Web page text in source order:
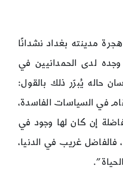
مدينته بغداد نشدانًا
لدى الحمدانيين في
حاله يُبرّر ذلك بالقول:
في السياسات الفاسدة،
إن كان لها وجود في
فالفاضل غريب في الدنيا،